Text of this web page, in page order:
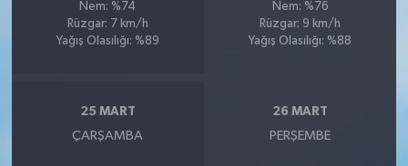
Nem: %74
Rüzgar: 7 km/h
Yağış Olasılığı: %89
Nem: %76
Rüzgar: 9 km/h
Yağış Olasılığı: %88
25 MART
ÇARŞAMBA
26 MART
PERŞEMBE